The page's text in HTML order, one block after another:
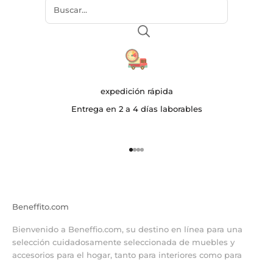
expedición rápida
Entrega en 2 a 4 días laborables
Ir al artículo 1
Ir al artículo 2
Ir al artículo 3
Ir al artículo 4
Beneffito.com
Bienvenido a Beneffio.com, su destino en línea para una
selección cuidadosamente seleccionada de muebles y
accesorios para el hogar, tanto para interiores como para